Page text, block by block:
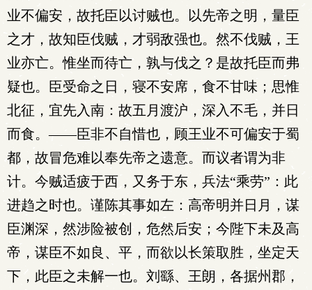
业不偏安，故托臣以讨贼也。以先帝之明，量臣
之才，故知臣伐贼，才弱敌强也。然不伐贼，王
业亦亡。惟坐而待亡，孰与伐之？是故托臣而弗
疑也。臣受命之日，寝不安席，食不甘味；思惟
北征，宜先入南：故五月渡沪，深入不毛，并日
而食。——臣非不自惜也，顾王业不可偏安于蜀
都，故冒危难以奉先帝之遗意。而议者谓为非
计。今贼适疲于西，又务于东，兵法“乘劳”：此
进趋之时也。谨陈其事如左：高帝明并日月，谋
臣渊深，然涉险被创，危然后安；今陛下未及高
帝，谋臣不如良、平，而欲以长策取胜，坐定天
下，此臣之未解一也。刘繇、王朗，各据州郡，